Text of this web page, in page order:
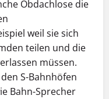
Obdachlose die
weil sie sich
teilen und die
müssen.
S-Bahnhöfen
Bahn-Sprecher